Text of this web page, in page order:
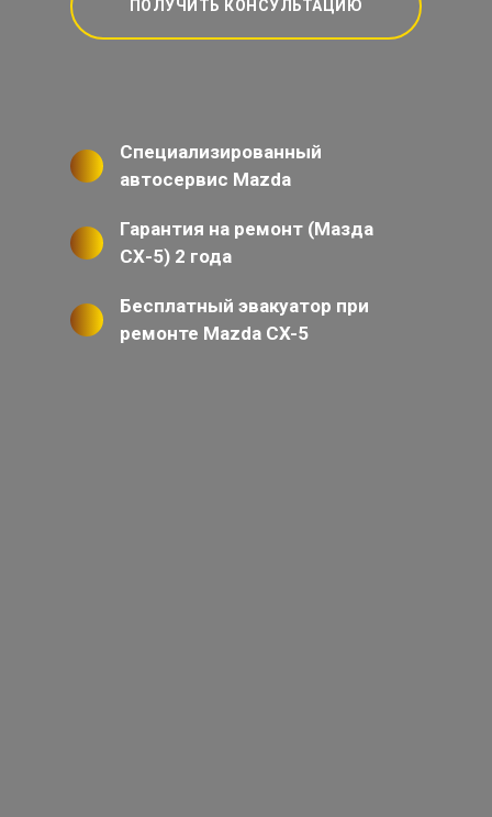
ПОЛУЧИТЬ КОНСУЛЬТАЦИЮ
Специализированный
автосервис Mazda
Гарантия на ремонт (Мазда
СХ-5) 2 года
Бесплатный эвакуатор при
ремонте Mazda CX-5